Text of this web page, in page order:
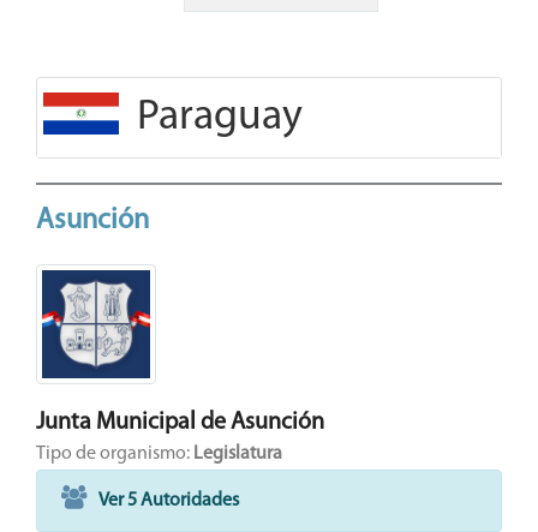
Paraguay
Asunción
Junta Municipal de Asunción
Tipo de organismo: Legislatura
Ver 5 Autoridades